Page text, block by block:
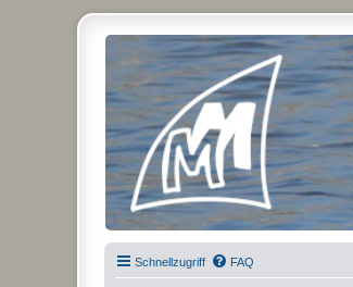
Micro Magic Forum
Schnellzugriff FAQ